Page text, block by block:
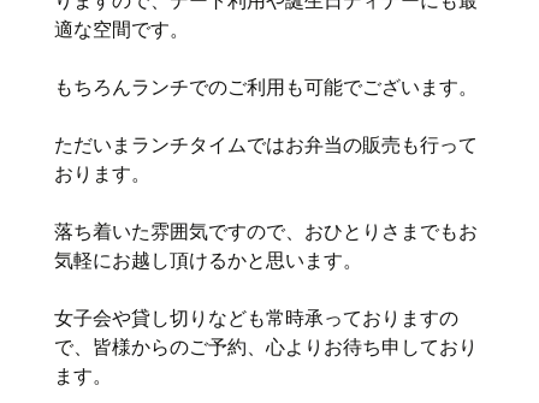
適な空間です。
もちろんランチでのご利用も可能でございます。
ただいまランチタイムではお弁当の販売も行って
おります。
落ち着いた雰囲気ですので、おひとりさまでもお
気軽にお越し頂けるかと思います。
女子会や貸し切りなども常時承っておりますの
で、皆様からのご予約、心よりお待ち申しており
ます。